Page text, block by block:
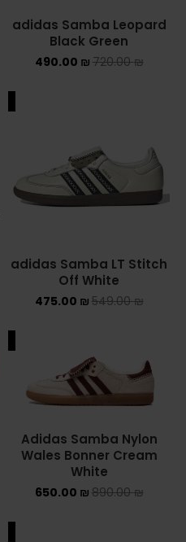
NEW BALANCE 1906R
NEW BALANCE 550
NEW BALANCE 9060
PUMA
PUMA PALERMO
UGG חורף
UGG קיץ
Converse Chuck Taylor All Star
adidas Samba Leopard
Black Green
720.00₪
490.00 ₪
adidas Samba LT Stitch
Off White
549.00₪
475.00 ₪
Adidas Samba Nylon
Wales Bonner Cream
White
890.00₪
650.00 ₪